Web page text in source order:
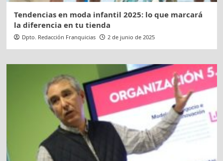
Tendencias en moda infantil 2025: lo que marcará
la diferencia en tu tienda
Dpto. Redacción Franquicias 2 de junio de 2025